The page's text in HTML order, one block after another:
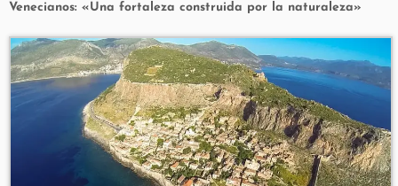
Venecianos: «Una fortaleza construida por la naturaleza»